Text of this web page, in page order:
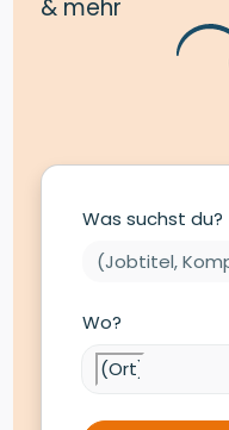
& mehr
Was suchst du?
Wo?